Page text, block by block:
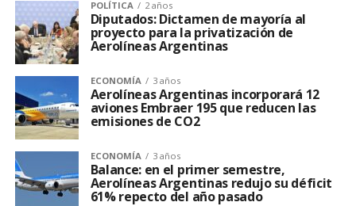
POLÍTICA 2 años
Diputados: Dictamen de mayoría al
proyecto para la privatización de
Aerolíneas Argentinas
ECONOMÍA 3 años
Aerolíneas Argentinas incorporará 12
aviones Embraer 195 que reducen las
emisiones de CO2
ECONOMÍA 3 años
Balance: en el primer semestre,
Aerolíneas Argentinas redujo su déficit
61% repecto del año pasado